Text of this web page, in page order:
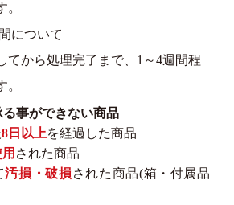
について
てから処理完了まで、1～4週間程
事ができない商品
8日以上を経過した商品
された商品
汚損・破損 された商品(箱・付属品